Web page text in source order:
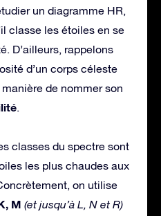
un diagramme HR,
classe les étoiles en se
D’ailleurs, rappelons
d’un corps céleste
de nommer son
.
classes du spectre sont
les plus chaudes aux
on utilise
M (et jusqu’à L, N et R)